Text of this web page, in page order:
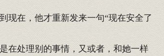
现在，他才重新发来一句“现在安全了
在处理别的事情，又或者，和她一样